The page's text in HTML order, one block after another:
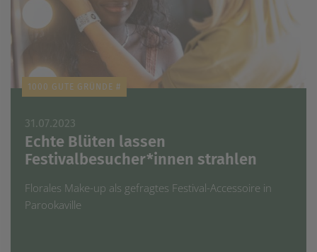
1000 GUTE GRÜNDE #
31.07.2023
Echte Blüten lassen
Festivalbesucher*innen strahlen
Florales Make-up als gefragtes Festival-Accessoire in
Parookaville